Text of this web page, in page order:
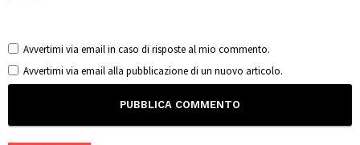
Avvertimi via email in caso di risposte al mio commento.
Avvertimi via email alla pubblicazione di un nuovo articolo.